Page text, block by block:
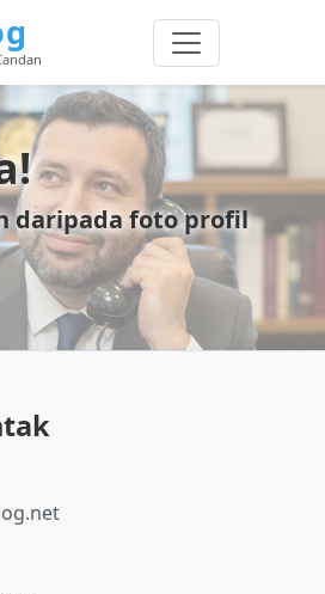
daripada foto profil